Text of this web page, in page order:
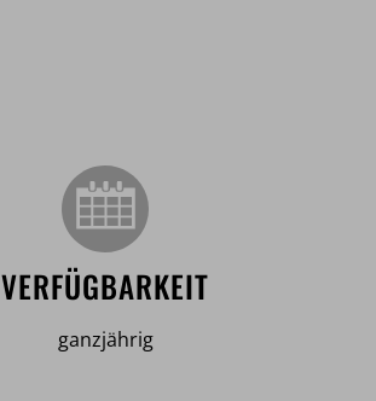
VERFÜGBARKEIT
ganzjährig